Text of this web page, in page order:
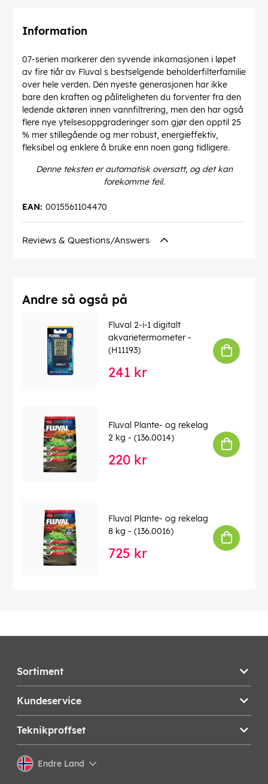
Information
07-serien markerer den syvende inkarnasjonen i løpet
av fire tiår av Fluval s bestselgende beholderfilterfamilie
over hele verden. Den nyeste generasjonen har ikke
bare den kraften og påliteligheten du forventer fra den
ledende aktøren innen vannfiltrering, men den har også
flere nye ytelsesoppgraderinger som gjør den opptil 25
% mer stillegående og mer robust, energieffektiv,
fleksibel og enklere å bruke enn noen gang tidligere.
Denne teksten er automatisk oversatt, og det kan
forekomme feil.
0015561104470
EAN:
Reviews & Questions/Answers
Andre så også på
Fluval 2-i-1 digitalt
akvarietermometer -
(H11193)
241 kr
Fluval Plante- og rekelag
2 kg - (136.0014)
220 kr
Fluval Plante- og rekelag
8 kg - (136.0016)
725 kr
Sortiment
Kundeservice
Teknikproffset
Endre Land